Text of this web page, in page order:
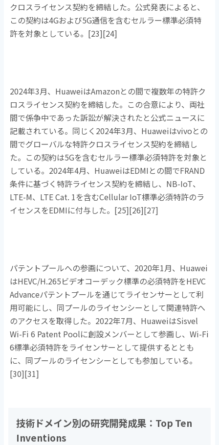
クロスライセンス契約を締結した。公式発表によると、
この契約は4Gおよび5G通信を含むセルラー標準必須特
許を対象としている。 [23][24]
2024年3月、 HuaweiはAmazonとの間で複数年の特許ク
ロスライセンス契約を締結した。この合意により、両社
間で係争中であった訴訟が解決されたと公式ニュースに
記載されている。同じく 2024年3月、 Huaweiはvivoとの
間でグローバルな特許クロスライセンス契約を締結し
た。この契約は5Gを含むセルラー標準必須特許を対象と
している。 2024年4月、 HuaweiはEDMIとの間でFRAND
条件に基づく特許ライセンス契約を締結し、 NB-IoT、
LTE-M、 LTE Cat. 1を含むCellular IoT標準必須特許のラ
イセンスをEDMIに付与した。 [25][26][27]
パテントプールへの参画について、 2020年1月、 Huawei
はHEVC/H.265ビデオコーデック標準の必須特許をHEVC
Advanceパテントプールを通じてライセンサーとして利
用可能にし、同プールのライセンシーとして関連特許へ
のアクセスを取得した。 2022年7月、 HuaweiはSisvel
Wi-Fi 6 Patent Poolに創設メンバーとして参画し、Wi-Fi
6標準必須特許をライセンサーとして提供するととも
に、同プールのライセンシーとしても参加している。
[30][31]
技術ドメイン別の研究開発成果： Top Ten
Inventions